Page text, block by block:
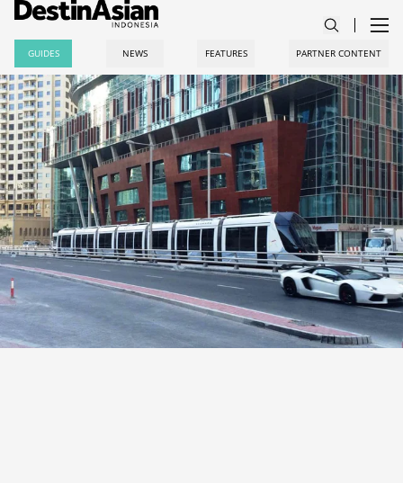
GUIDES NEWS FEATURES PARTNER CONTENT